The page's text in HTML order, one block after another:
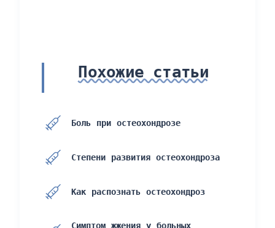
Похожие статьи
Боль при остеохондрозе
Степени развития остеохондроза
Как распознать остеохондроз